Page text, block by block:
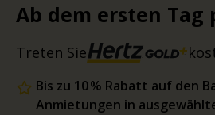
Ab dem ersten
Treten Sie
Bis zu 10 % Rabatt auf den
Anmietungen in